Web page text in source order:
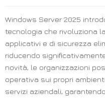
Windows Server 2025
tecnologia che rivoluziona
applicativi e di sicurezza
riducendo
novità, le organizzazioni
operativa sui propri
servizi aziendali,